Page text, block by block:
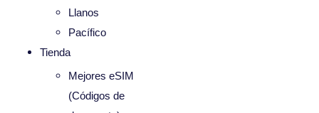
Llanos
Pacífico
Tienda
Mejores eSIM
(Códigos de